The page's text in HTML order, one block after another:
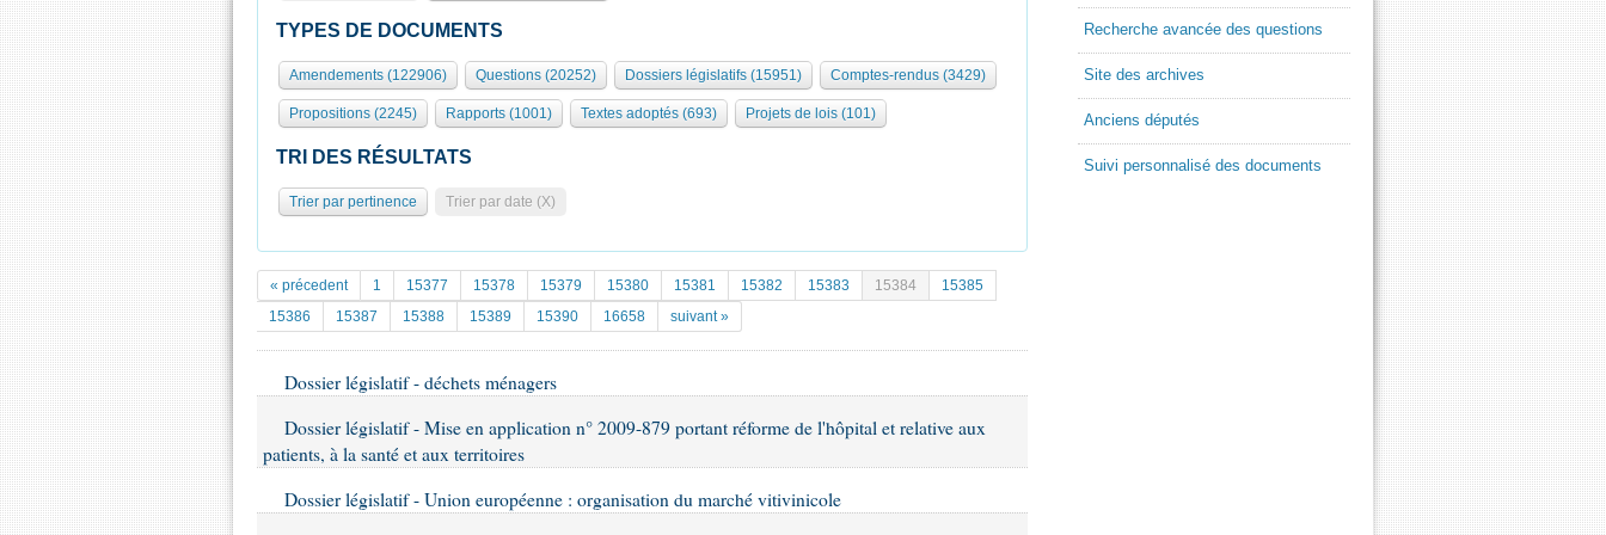
TYPES DE DOCUMENTS
Amendements (122906) Questions (20252) Dossiers législatifs (15951) Comptes-rendus (3429)
Propositions (2245) Rapports (1001) Textes adoptés (693) Projets de lois (101)
TRI DES RÉSULTATS
Trier par pertinence Trier par date (X)
« précedent 1 15377 15378 15379 15380 15381 15382 15383 15384
15385
15386
15387 15388 15389 15390 16658 suivant »
Dossier législatif - déchets ménagers
Dossier législatif - Mise en application n° 2009-879 portant réforme de l'hôpital et relative aux
patients, à la santé et aux territoires
Dossier législatif - Union européenne : organisation du marché vitivinicole
Recherche avancée des questions
Site des archives
Anciens députés
Suivi personnalisé des documents